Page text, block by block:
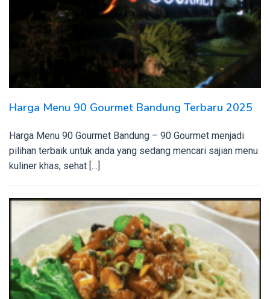
Harga Menu 90 Gourmet Bandung Terbaru 2025
Harga Menu 90 Gourmet Bandung – 90 Gourmet menjadi
pilihan terbaik untuk anda yang sedang mencari sajian menu
kuliner khas, sehat […]